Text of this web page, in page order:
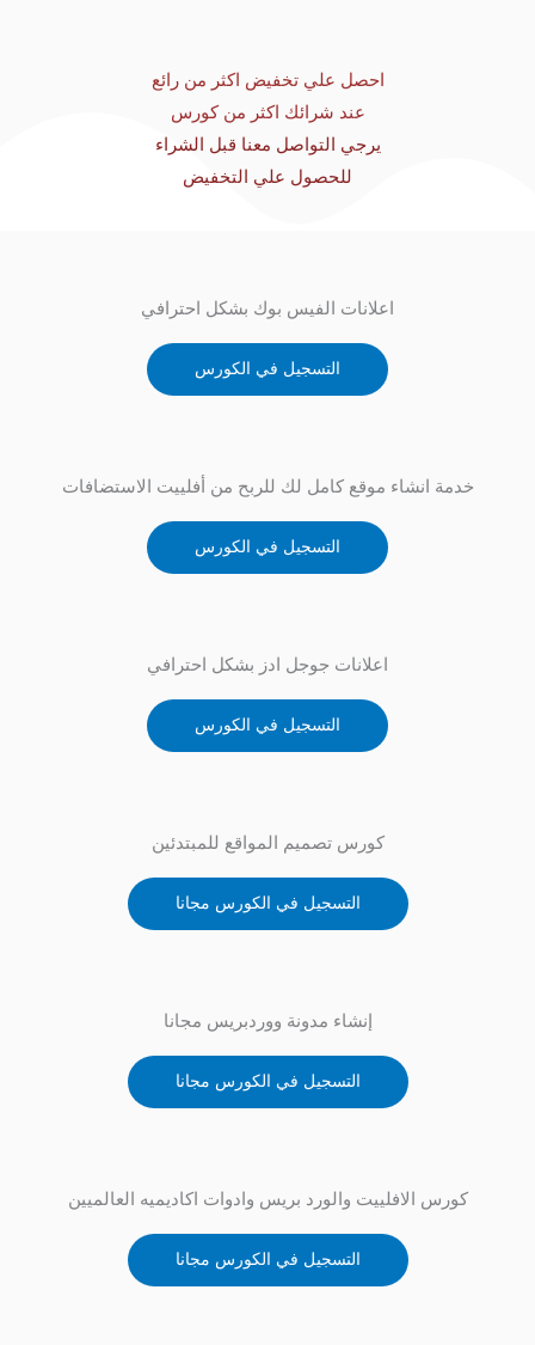
احصل علي تخفيض اكثر من رائع
عند شرائك اكثر من كورس
يرجي التواصل معنا قبل الشراء
للحصول علي التخفيض
اعلانات الفيس بوك بشكل احترافي
التسجيل في الكورس
خدمة انشاء موقع كامل لك للربح من أفلييت الاستضافات
التسجيل في الكورس
اعلانات جوجل ادز بشكل احترافي
التسجيل في الكورس
كورس تصميم المواقع للمبتدئين
التسجيل في الكورس مجانا
إنشاء مدونة ووردبريس مجانا
التسجيل في الكورس مجانا
كورس الافلييت والورد بريس وادوات اكاديميه العالميين
التسجيل في الكورس مجانا